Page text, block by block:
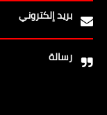
بريد إلكتروني
رسالة